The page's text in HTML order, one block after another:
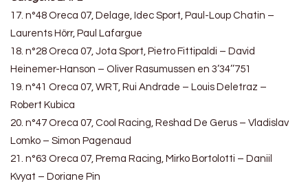
17. n°48 Oreca 07, Delage, Idec Sport, Paul-Loup Chatin –
Laurents Hörr, Paul Lafargue
18. n°28 Oreca 07, Jota Sport, Pietro Fittipaldi – David
Heinemer-Hanson – Oliver Rasumussen en 3’34’’751
19. n°41 Oreca 07, WRT, Rui Andrade – Louis Deletraz –
Robert Kubica
20. n°47 Oreca 07, Cool Racing, Reshad De Gerus – Vladislav
Lomko – Simon Pagenaud
21. n°63 Oreca 07, Prema Racing, Mirko Bortolotti – Daniil
Kvyat – Doriane Pin